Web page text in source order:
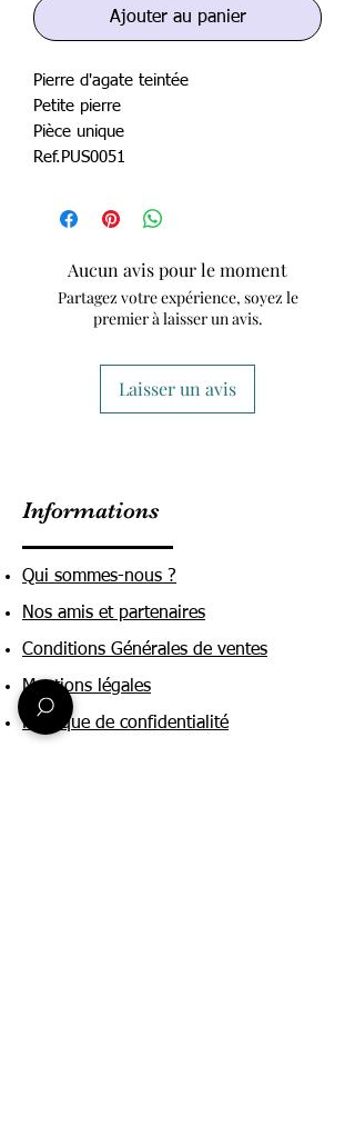
Ajouter au panier
Pierre d'agate teintée
Petite pierre
Pièce unique
Ref.PUS0051
Aucun avis pour le moment
Partagez votre expérience, soyez le
premier à laisser un avis.
Laisser un avis
Informations
Qui sommes-nous ?
Nos amis et partenaires
Conditions Générales de ventes
Mentions légales
Politique de confidentialité